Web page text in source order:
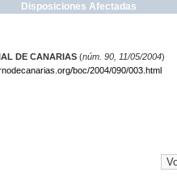
Disposiciones Afectadas
DE CANARIAS(núm. 90, 11/05/2004)
boc/2004/090/003.html